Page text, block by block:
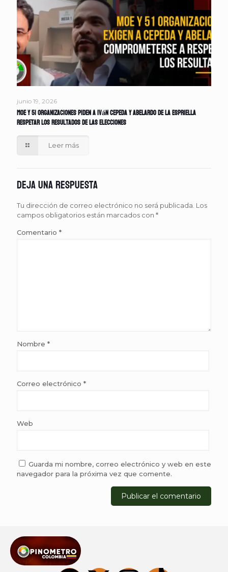
junio 19, 2026
MOE y 51 organizaciones piden a Iván Cepeda y Abelardo de la Espriella
respetar los resultados de las elecciones
Leer más
Deja una respuesta
Tu dirección de correo electrónico no será publicada. Los
campos obligatorios están marcados con *
Comentario *
Nombre *
Correo electrónico *
Web
Guarda mi nombre, correo electrónico y web en este
navegador para la próxima vez que comente.